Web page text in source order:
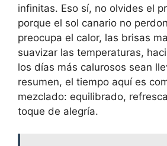
infinitas. Eso sí, no olvides el
porque el sol canario no
preocupa el calor, las brisas
suavizar las temperaturas,
los días más calurosos sean
resumen, el tiempo aquí es
mezclado: equilibrado,
toque de alegría.